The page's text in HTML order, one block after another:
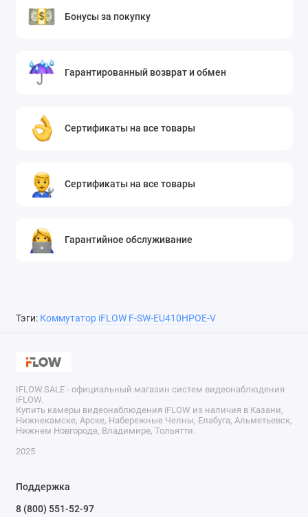
Бонусы за покупку
Гарантированный возврат и обмен
Сертификаты на все товары
Сертификаты на все товары
Гарантийное обслуживание
Тэги: Коммутатор iFLOW F-SW-EU410HPOE-V
IFLOW.SALE - официальный магазин систем видеонаблюдения
iFLOW.
Купить камеры видеонаблюдения iFLOW из наличия в Казани,
Нижнекамске, Арске, Набережные Челны, Елабуга, Альметьевск,
Нижнем Новгороде, Владимире, Тольятти.
2025
Поддержка
8 (800) 551-52-97